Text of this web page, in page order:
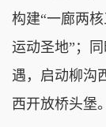
构建“一廊两
运动圣地”；
遇，启动柳沟
西开放桥头堡。